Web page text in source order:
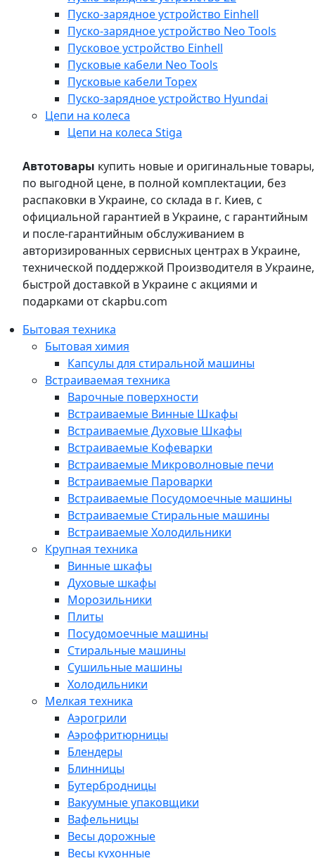
Пуско-зарядное устройство Einhell
Пуско-зарядное устройство Neo Tools
Пусковое устройство Einhell
Пусковые кабели Neo Tools
Пусковые кабели Topex
Пуско-зарядное устройство Hyundai
Цепи на колеса
Цепи на колеса Stiga
Автотовары купить новые и оригинальные товары,
по выгодной цене, в полной комплектации, без
распаковки в Украине, со склада в г. Киев, с
официальной гарантией в Украине, с гарантийным
и после-гарантийным обслуживанием в
авторизированных сервисных центрах в Украине,
технической поддержкой Производителя в Украине,
быстрой доставкой в Украине с акциями и
подарками от ckapbu.com
Бытовая техника
Бытовая химия
Капсулы для стиральной машины
Встраиваемая техника
Варочные поверхности
Встраиваемые Винные Шкафы
Встраиваемые Духовые Шкафы
Встраиваемые Кофеварки
Встраиваемые Микроволновые печи
Встраиваемые Пароварки
Встраиваемые Посудомоечные машины
Встраиваемые Стиральные машины
Встраиваемые Холодильники
Крупная техника
Винные шкафы
Духовые шкафы
Морозильники
Плиты
Посудомоечные машины
Стиральные машины
Сушильные машины
Холодильники
Мелкая техника
Аэрогрили
Аэрофритюрницы
Блендеры
Блинницы
Бутербродницы
Вакуумные упаковщики
Вафельницы
Весы дорожные
Весы кухонные